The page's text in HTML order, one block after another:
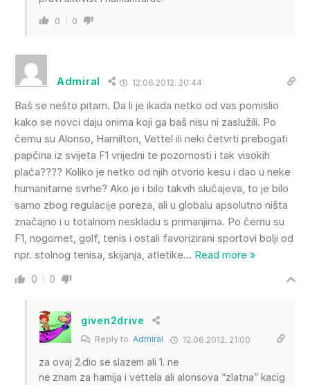
0 0
Admiral 12.06.2012. 20:44
Baš se nešto pitam. Da li je ikada netko od vas pomislio
kako se novci daju onima koji ga baš nisu ni zaslužili. Po
čemu su Alonso, Hamilton, Vettel ili neki četvrti prebogati
papčina iz svijeta F1 vrijedni te pozornosti i tak visokih
plaća???? Koliko je netko od njih otvorio kesu i dao u neke
humanitarne svrhe? Ako je i bilo takvih slučajeva, to je bilo
samo zbog regulacije poreza, ali u globalu apsolutno ništa
značajno i u totalnom neskladu s primanjima. Po čemu su
F1, nogomet, golf, tenis i ostali favorizirani sportovi bolji od
npr. stolnog tenisa, skijanja, atletike… Read more »
0 0
given2drive
Reply to Admiral 12.06.2012. 21:00
za ovaj 2.dio se slazem ali 1. ne
ne znam za hamija i vettela ali alonsova “zlatna” kacig